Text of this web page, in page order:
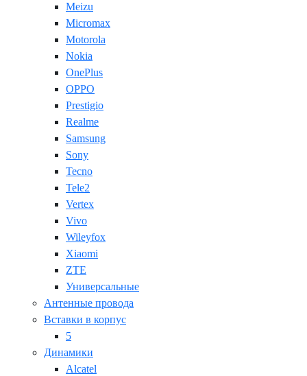
Meizu
Micromax
Motorola
Nokia
OnePlus
OPPO
Prestigio
Realme
Samsung
Sony
Tecno
Tele2
Vertex
Vivo
Wileyfox
Xiaomi
ZTE
Универсальные
Антенные провода
Вставки в корпус
5
Динамики
Alcatel